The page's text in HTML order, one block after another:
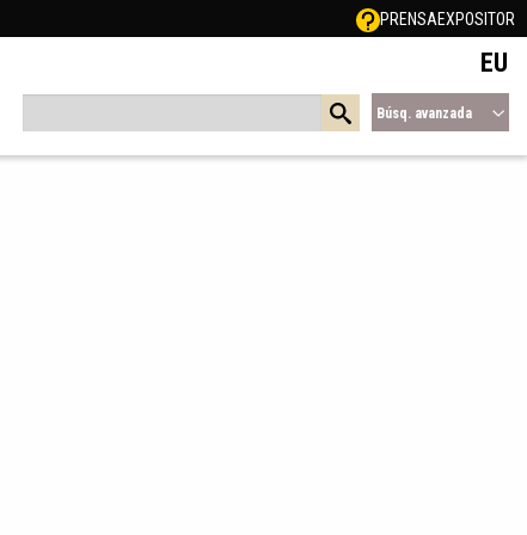
PRENSAEXPOSITOR
EU
Búsq. avanzada